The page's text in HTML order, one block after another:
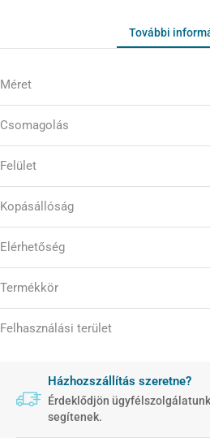
További
Méret
Csomagolás
Felület
Kopásállóság
Elérhetőség
Termékkör
Felhasználási terület
Házhozszállítás szeretne?
Érdeklődjön
segítenek.